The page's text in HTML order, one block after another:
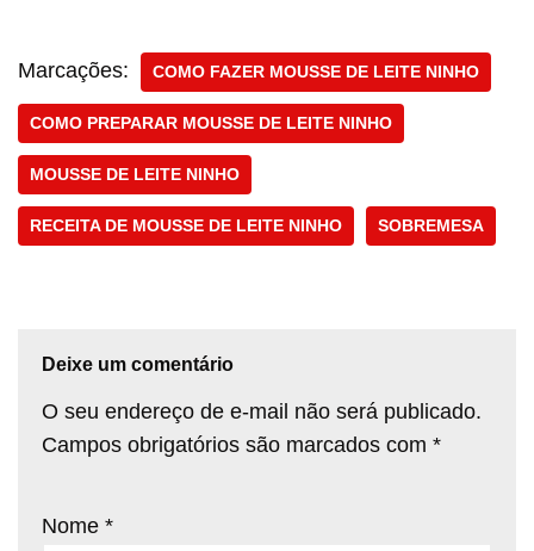
Marcações: COMO FAZER MOUSSE DE LEITE NINHO
COMO PREPARAR MOUSSE DE LEITE NINHO
MOUSSE DE LEITE NINHO
RECEITA DE MOUSSE DE LEITE NINHO SOBREMESA
Deixe um comentário
O seu endereço de e-mail não será publicado.
Campos obrigatórios são marcados com *
Nome *